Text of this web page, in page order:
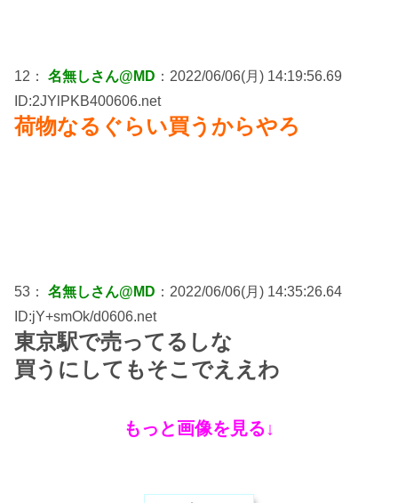
12： 名無しさん@MD ：2022/06/06(月) 14:19:56.69
ID:2JYlPKB400606.net
荷物なるぐらい買うからやろ
53： 名無しさん@MD ：2022/06/06(月) 14:35:26.64
ID:jY+smOk/d0606.net
東京駅で売ってるしな
買うにしてもそこでええわ
もっと画像を見る↓